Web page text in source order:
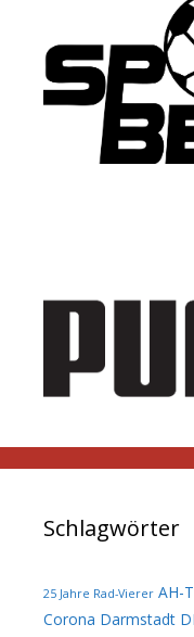
Schlagwörter
25 Jahre Rad-Vierer AH-
Corona Darmstadt